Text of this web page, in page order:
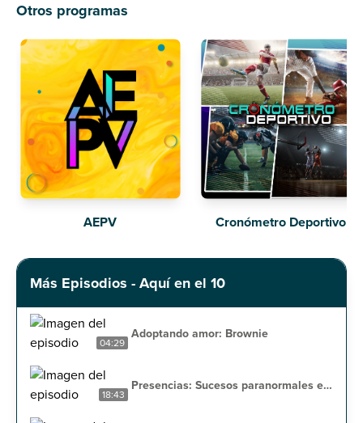
Otros programas
AEPV Cronómetro Deportivo
Más Episodios - Aquí en el 10
04:29
Adoptando amor: Brownie
18:43
Presencias: Sucesos paranormales en